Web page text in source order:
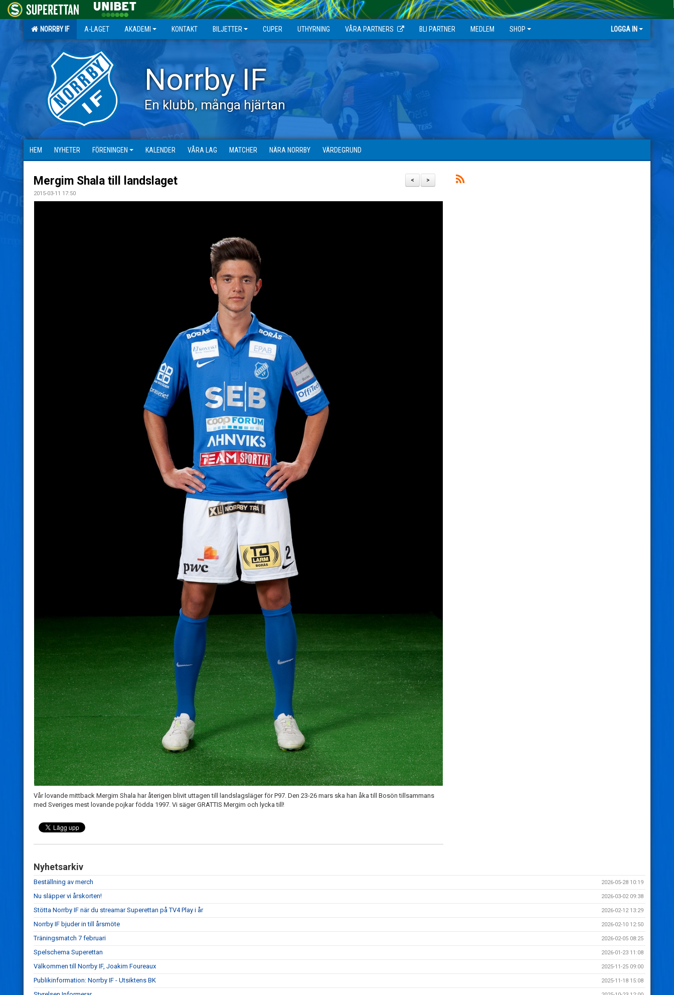
NORRBY IF A-LAGET AKADEMI KONTAKT BILJETTER CUPER UTHYRNING VÅRA PARTNERS BLI PARTNER MEDLEM SHOP LOGGA IN
Norrby IF
En klubb, många hjärtan
HEM NYHETER FÖRENINGEN KALENDER VÅRA LAG MATCHER NÄRA NORRBY VÄRDEGRUND
>
<
Mergim Shala till landslaget
2015-03-11 17:50
Vår lovande mittback Mergim Shala har återigen blivit uttagen till landslagsläger för P97. Den 23-26 mars ska han åka till Bosön tillsammans
med Sveriges mest lovande pojkar födda 1997. Vi säger GRATTIS Mergim och lycka till!
Nyhetsarkiv
Beställning av merch 2026-05-28 10:19
Nu släpper vi årskorten! 2026-03-02 09:38
Stötta Norrby IF när du streamar Superettan på TV4 Play i år 2026-02-12 13:29
Norrby IF bjuder in till årsmöte 2026-02-10 12:50
Träningsmatch 7 februari 2026-02-05 08:25
Spelschema Superettan 2026-01-23 11:08
Välkommen till Norrby IF, Joakim Foureaux 2025-11-25 09:00
Publikinformation: Norrby IF - Utsiktens BK 2025-11-18 15:08